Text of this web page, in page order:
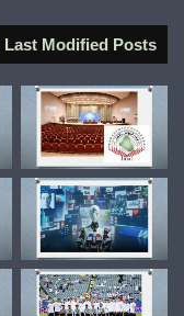
Last Modified Posts